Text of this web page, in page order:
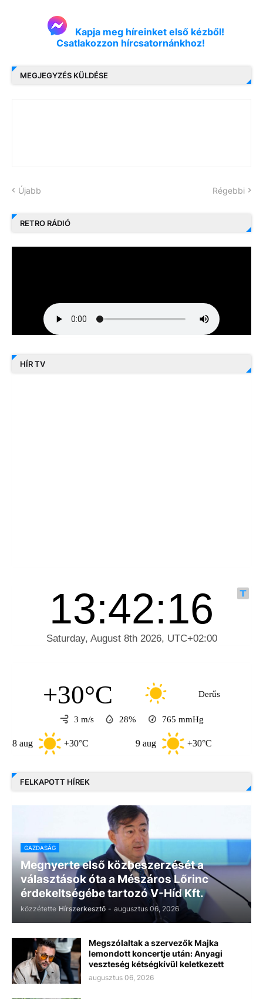
Kapja meg híreinket első kézből!
Csatlakozzon hírcsatornánkhoz!
MEGJEGYZÉS KÜLDÉSE
Újabb Régebbi
RETRO RÁDIÓ
HÍR TV
+30°C Derűs
3 m/s 28% 765 mmHg
+30°C +30°C
FELKAPOTT HÍREK
GAZDASÁG
Megnyerte első közbeszerzését a
választások óta a Mészáros Lőrinc
érdekeltségébe tartozó V-Híd Kft.
közzétette Hírszerkesztő - augusztus 06, 2026
Megszólaltak a szervezők Majka
lemondott koncertje után: Anyagi
veszteség kétségkívül keletkezett
augusztus 06, 2026